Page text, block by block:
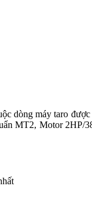
dòng máy taro
MT2, Motor 2HP/